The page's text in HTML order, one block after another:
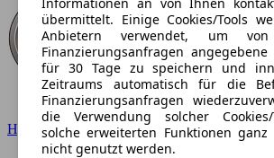
Hyundai
übermittelt. Einige Cookies/Tools
Anbietern verwendet, um
Finanzierungsanfragen
für 30 Tage zu speichern und
Zeitraums automatisch für die
Finanzierungsanfragen
die Verwendung solcher
solche erweiterten Funktionen
nicht genutzt werden.